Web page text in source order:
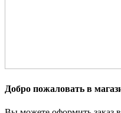
Добро пожаловать в